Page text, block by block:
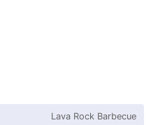
Lava Rock Barbecue